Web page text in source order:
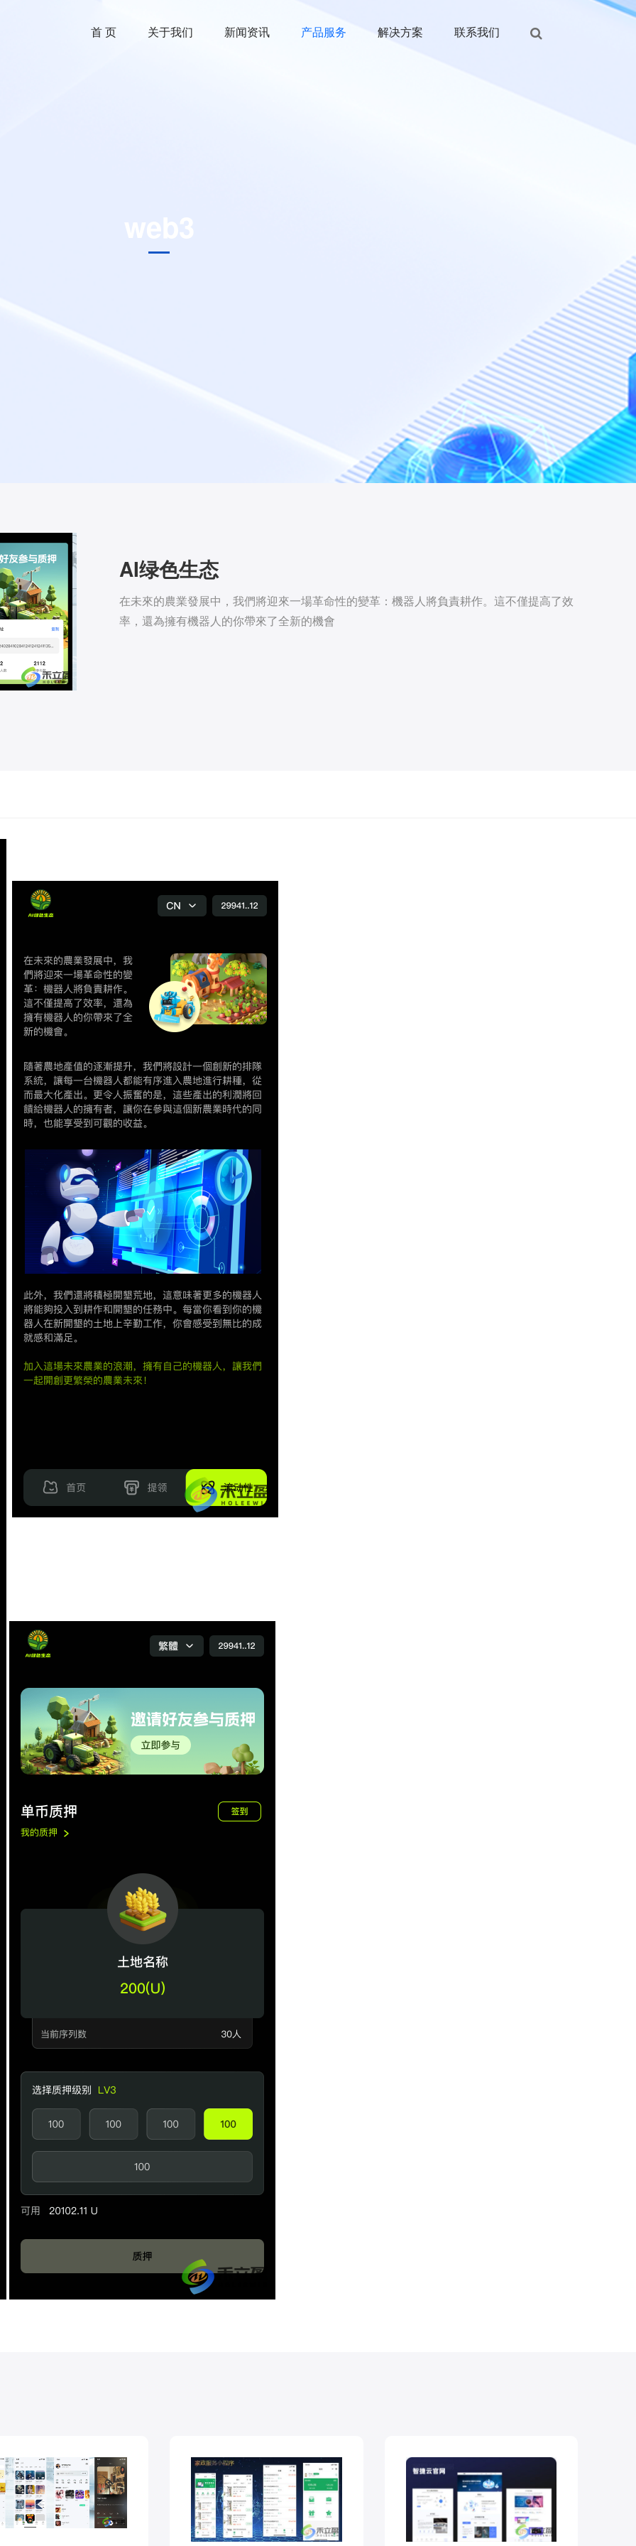
首 页 关于我们 新闻资讯 产品服务 解决方案 联系我们
AI绿色生态
在未來的農業發展中，我們將迎來一場革命性的變革：機器人將負責耕作。這不僅提高了效
率，還為擁有機器人的你帶來了全新的機會